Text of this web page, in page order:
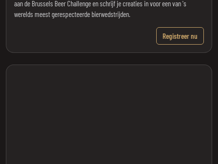
aan de Brussels Beer Challenge en schrijf je creaties in voor een van 's
werelds meest gerespecteerde bierwedstrijden.
Registreer nu